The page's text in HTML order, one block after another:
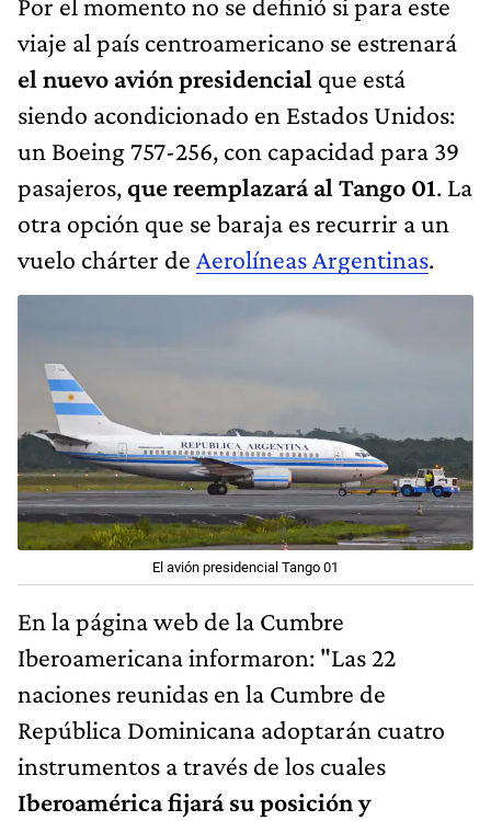
viaje al país centroamericano se estrenará
el nuevo avión presidencial que está
siendo acondicionado en Estados Unidos:
un Boeing 757-256, con capacidad para 39
pasajeros, que reemplazará al Tango 01. La
otra opción que se baraja es recurrir a un
vuelo chárter de Aerolíneas Argentinas.
El avión presidencial Tango 01
En la página web de la Cumbre
Iberoamericana informaron: "Las 22
naciones reunidas en la Cumbre de
República Dominicana adoptarán cuatro
instrumentos a través de los cuales
Iberoamérica fijará su posición y